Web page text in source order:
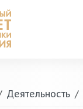
Деятельность